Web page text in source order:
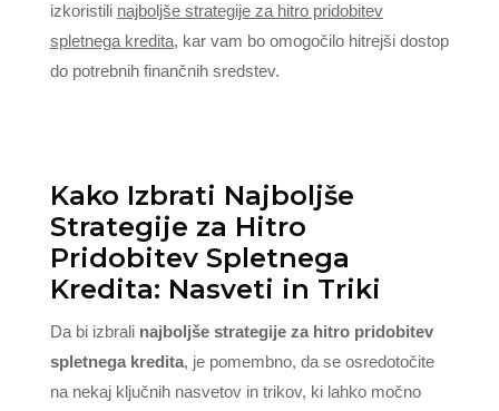
izkoristili najboljše strategije za hitro pridobitev
spletnega kredita, kar vam bo omogočilo hitrejši dostop
do potrebnih finančnih sredstev.
Kako Izbrati Najboljše
Strategije za Hitro
Pridobitev Spletnega
Kredita: Nasveti in Triki
Da bi izbrali najboljše strategije za hitro pridobitev
spletnega kredita, je pomembno, da se osredotočite
na nekaj ključnih nasvetov in trikov, ki lahko močno